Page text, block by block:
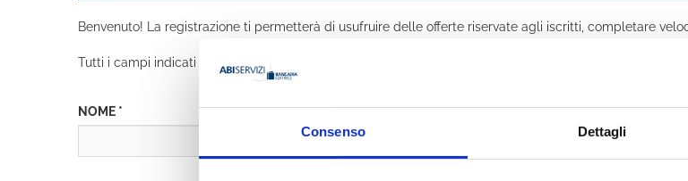
Consenso Dettagli
Benvenuto! La registrazione ti permetterà di usufruire delle offerte riservate agli iscritti, completare
Tutti i campi indicati con * sono obbligatori
NOME * COGNOME *